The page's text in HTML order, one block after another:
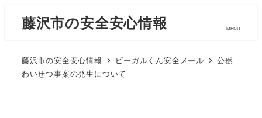
藤沢市の安全安心情報 MENU
藤沢市の安全安心情報 ピーガルくん安全メール
公然
わいせつ事案の発生について